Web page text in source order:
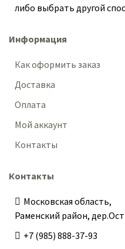
либо выбрать другой
Информация
Как оформить заказ
Доставка
Оплата
Мой аккаунт
Контакты
Контакты
Московская область,
Раменский район,
+7 (985) 888-37-93